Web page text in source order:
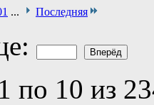
... Последняя
по 10 из